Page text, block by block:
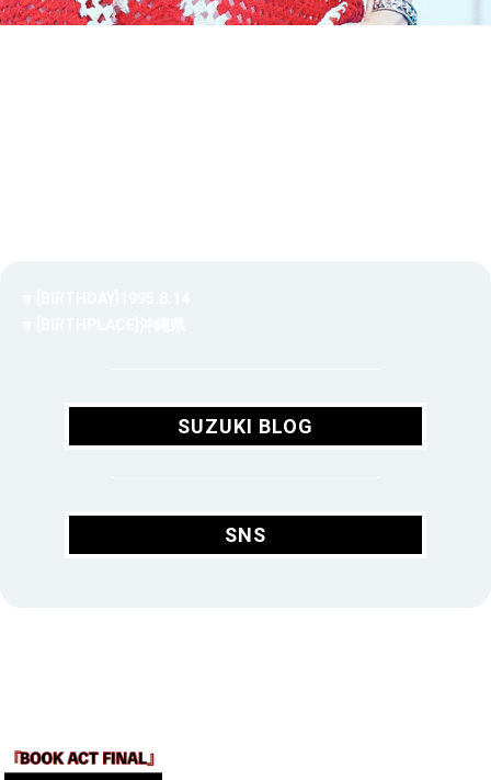
SUZUKI BLOG
SNS